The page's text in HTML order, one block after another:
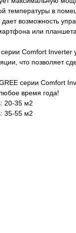
температуры в
возможность
или
Comfort Inverter
что позволяет
серии Comfort
время года!
20-35 м2
35-55 м2